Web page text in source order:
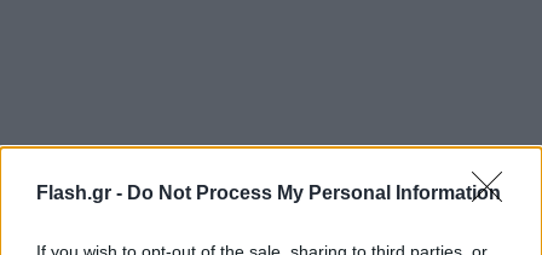
Flash.gr - Do Not Process My Personal Information